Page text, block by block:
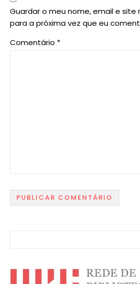
Guardar o meu nome, email e
para a próxima vez que eu
Comentário *